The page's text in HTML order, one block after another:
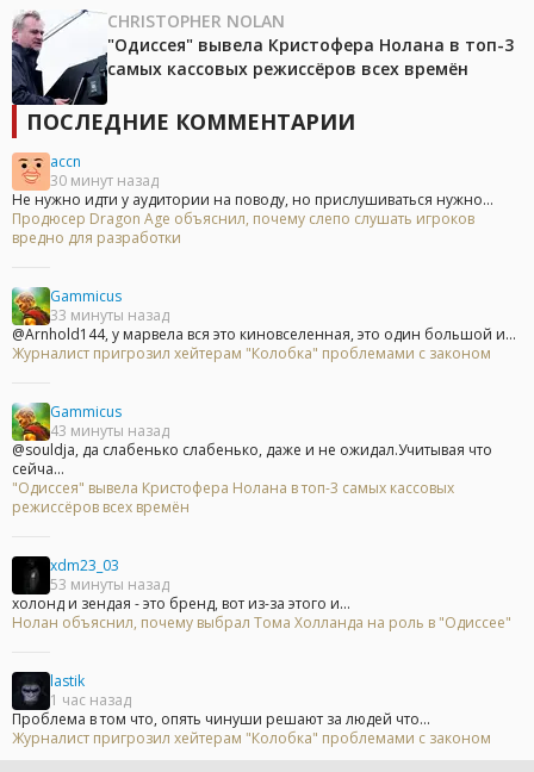
CHRISTOPHER NOLAN
"Одиссея" вывела Кристофера Нолана в топ-3
самых кассовых режиссёров всех времён
ПОСЛЕДНИЕ КОММЕНТАРИИ
accn
30 минут назад
Не нужно идти у аудитории на поводу, но прислушиваться нужно...
Продюсер Dragon Age объяснил, почему слепо слушать игроков
вредно для разработки
Gammicus
33 минуты назад
@Arnhold144, у марвела вся это киновселенная, это один большой и...
Журналист пригрозил хейтерам "Колобка" проблемами с законом
Gammicus
43 минуты назад
@souldja, да слабенько слабенько, даже и не ожидал.Учитывая что
сейча...
"Одиссея" вывела Кристофера Нолана в топ-3 самых кассовых
режиссёров всех времён
xdm23_03
53 минуты назад
холонд и зендая - это бренд, вот из-за этого и...
Нолан объяснил, почему выбрал Тома Холланда на роль в "Одиссее"
lastik
1 час назад
Проблема в том что, опять чинуши решают за людей что...
Журналист пригрозил хейтерам "Колобка" проблемами с законом